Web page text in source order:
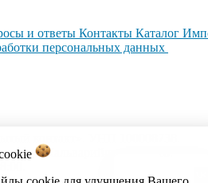
и ответы Контакты Каталог
персональных данных
ул.Кальварийская, 17-518.